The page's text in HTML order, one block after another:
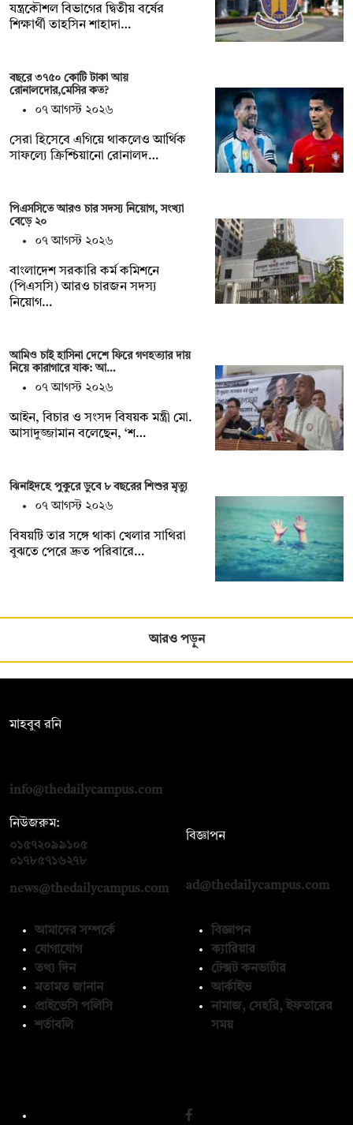
যন্ত্রকৌশল বিভাগের দ্বিতীয় বর্ষের
শিক্ষার্থী তাহসিন শাহাদা…
বছরে ৩৭৫০ কোটি টাকা আয়
রোনালদোর,মেসির কত?
০৭ আগস্ট ২০২৬
সেরা হিসেবে এগিয়ে থাকলেও আর্থিক
সাফল্যে ক্রিশ্চিয়ানো রোনালদ…
পিএসসিতে আরও চার সদস্য নিয়োগ, সংখ্যা
বেড়ে ২০
০৭ আগস্ট ২০২৬
বাংলাদেশ সরকারি কর্ম কমিশনে
(পিএসসি) আরও চারজন সদস্য
নিয়োগ…
আমিও চাই হাসিনা দেশে ফিরে গণহত্যার দায়
নিয়ে কারাগারে যাক: আ…
০৭ আগস্ট ২০২৬
আইন, বিচার ও সংসদ বিষয়ক মন্ত্রী মো.
আসাদুজ্জামান বলেছেন, ‘শ…
ঝিনাইদহে পুকুরে ডুবে ৮ বছরের শিশুর মৃত্যু
০৭ আগস্ট ২০২৬
বিষয়টি তার সঙ্গে থাকা খেলার সাথিরা
বুঝতে পেরে দ্রুত পরিবারে…
আরও পড়ুন
মাহবুব রনি
info@thedailycampus.com
নিউজরুম:
০১৫৭২০৯৯১০৫
০১৭৮৫৭১৬২৭৮
news@thedailycampus.com
বিজ্ঞাপন
ad@thedailycampus.com
আমাদের সম্পর্কে
যোগাযোগ
তথ্য দিন
মতামত জানান
প্রাইভেসি পলিসি
শর্তাবলি
বিজ্ঞাপন
ক্যারিয়ার
টেক্সট কনভার্টার
আর্কাইভ
নামাজ, সেহরি, ইফতারের
সময়